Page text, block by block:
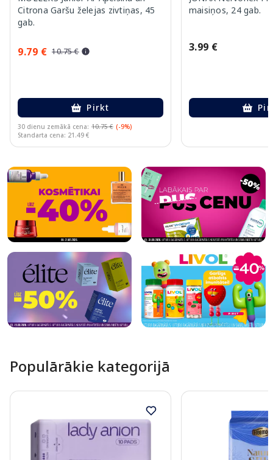
Citrona Garšu želejas zivtiņas, 45
gab.
9.79 € 10.75 €
Pirkt
30 dienu zemākā cena: 10.75 € (-9%)
Standarta cena: 21.49 €
maisiņos, 24 gab.
3.99 €
Populārākie kategorijā